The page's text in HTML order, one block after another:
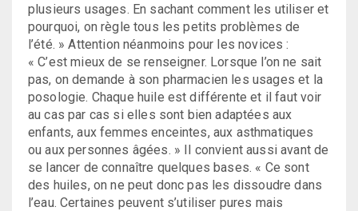
plusieurs usages. En sachant comment les utiliser et
pourquoi, on règle tous les petits problèmes de
l’été. » Attention néanmoins pour les novices :
« C’est mieux de se renseigner. Lorsque l’on ne sait
pas, on demande à son pharmacien les usages et la
posologie. Chaque huile est différente et il faut voir
au cas par cas si elles sont bien adaptées aux
enfants, aux femmes enceintes, aux asthmatiques
ou aux personnes âgées. » Il convient aussi avant de
se lancer de connaître quelques bases. « Ce sont
des huiles, on ne peut donc pas les dissoudre dans
l’eau. Certaines peuvent s’utiliser pures mais